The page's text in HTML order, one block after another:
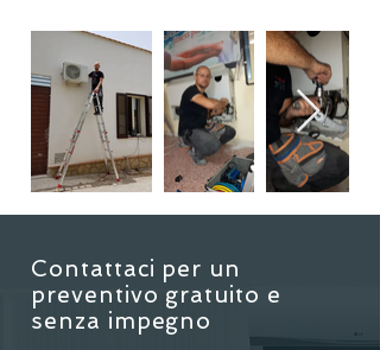
Contattaci per un
preventivo gratuito e
senza impegno